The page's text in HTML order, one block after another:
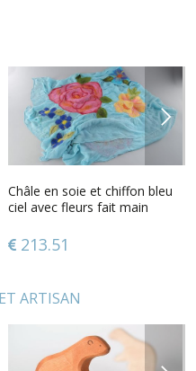
Châle en soie et chiffon bleu
ciel avec fleurs fait main
213.51
NEXT
ARTISAN